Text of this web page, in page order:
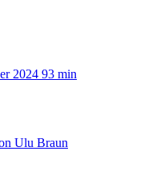
2024 93 min
Ulu Braun